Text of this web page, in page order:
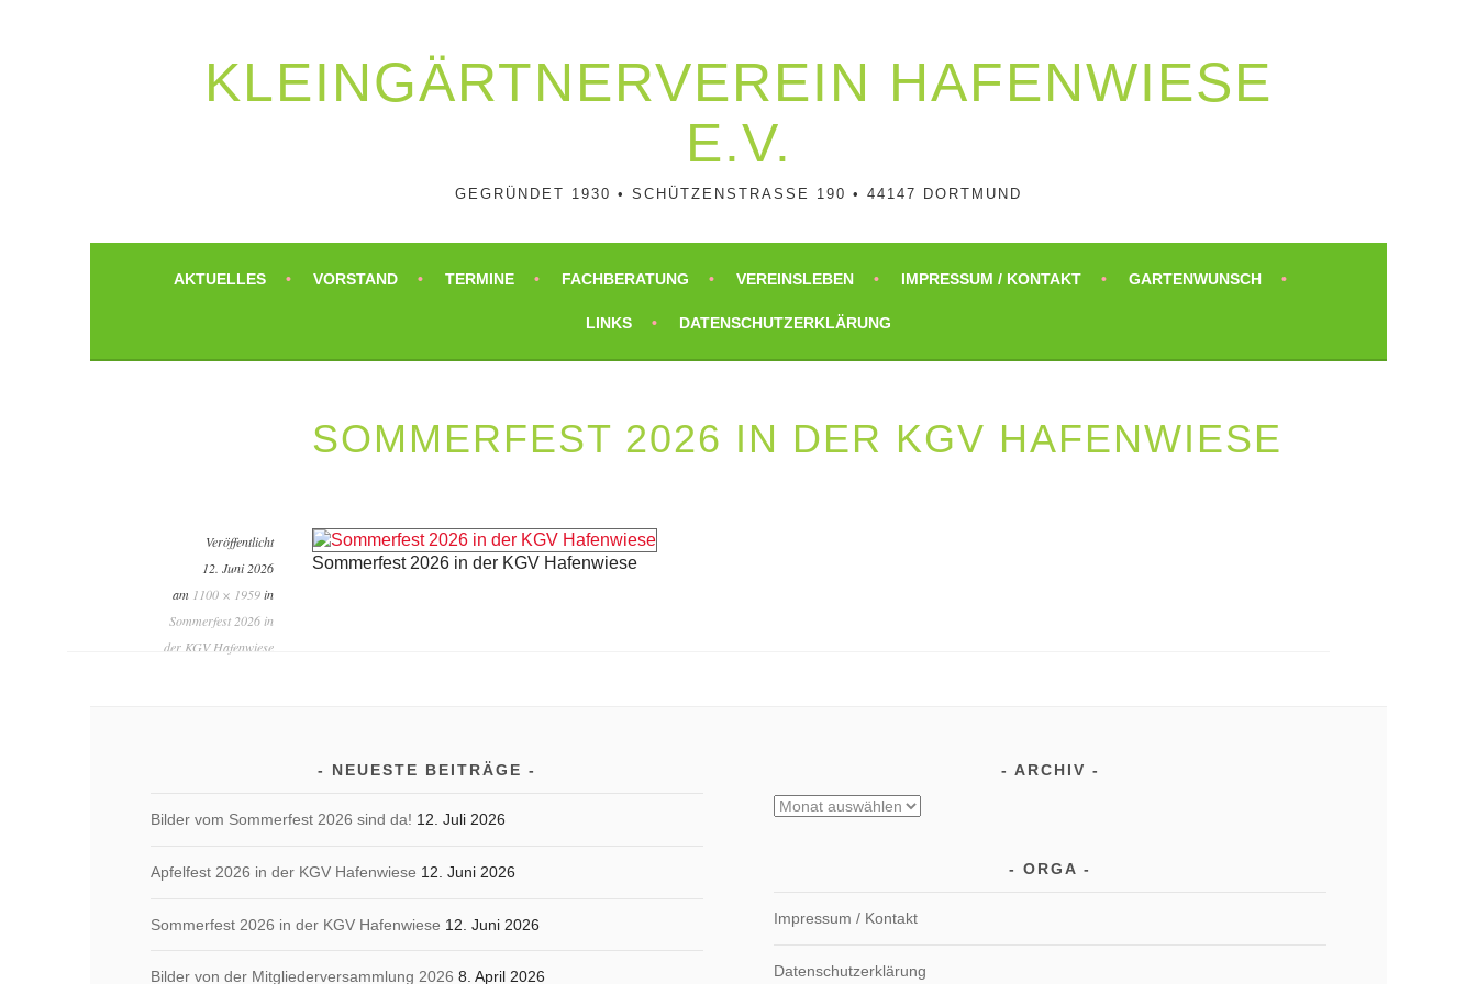
KLEIN­GÄRTNER­VEREIN HAFENWIESE
E.V.
GEGRÜNDET 1930 • SCHÜTZENSTRASSE 190 • 44147 DORTMUND
AKTUELLES VORSTAND TERMINE FACHBERATUNG VEREINSLEBEN IMPRESSUM / KONTAKT GARTENWUNSCH
LINKS DATENSCHUTZERKLÄRUNG
SOMMERFEST 2026 IN DER KGV HAFENWIESE
Veröffentlicht
12. Juni 2026
am 1100 × 1959in
Sommerfest 2026 in
der KGV Hafenwiese
Sommerfest 2026 in der KGV Hafenwiese
NEUESTE BEITRÄGE
Bilder vom Sommerfest 2026 sind da! 12. Juli 2026
Apfelfest 2026 in der KGV Hafenwiese 12. Juni 2026
Sommerfest 2026 in der KGV Hafenwiese 12. Juni 2026
Bilder von der Mitgliederversammlung 2026 8. April 2026
ARCHIV
Archiv
ORGA
Impressum / Kontakt
Datenschutzerklärung